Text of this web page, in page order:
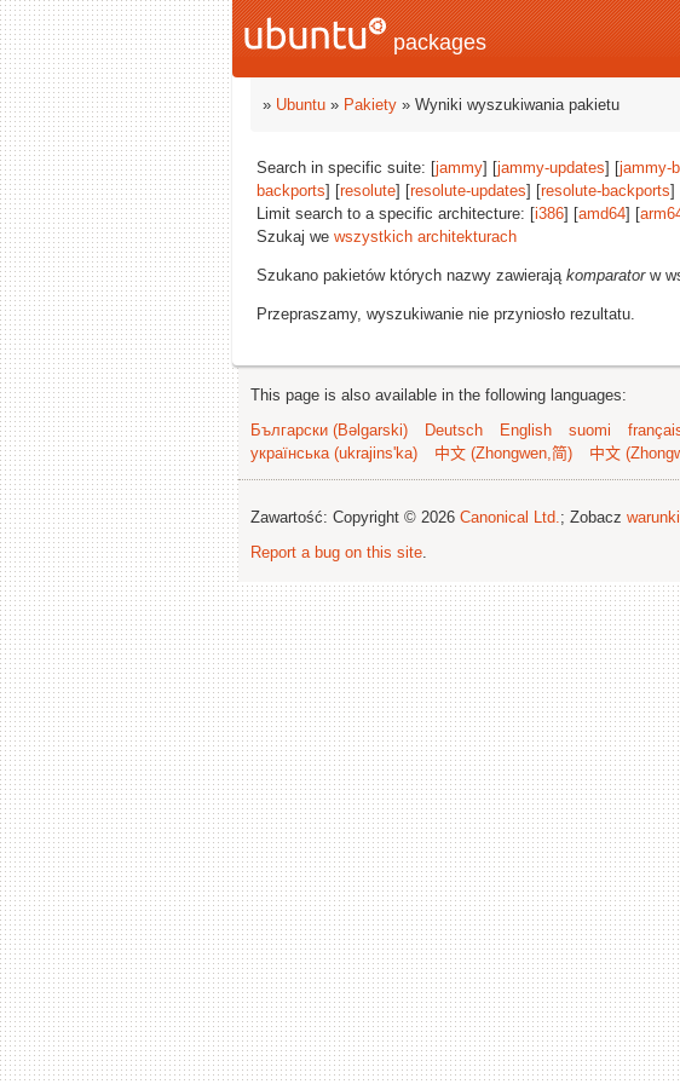
packages
» Ubuntu » Pakiety » Wyniki wyszukiwania pakietu
Search in specific suite: [jammy] [jammy-updates] [jammy-
backports] [resolute] [resolute-updates] [resolute-backports]
Limit search to a specific architecture: [i386] [amd64] [
Szukaj we wszystkich architekturach
Szukano pakietów których nazwy zawierają komparatorw
Przepraszamy, wyszukiwanie nie przyniosło rezultatu.
This page is also available in the following languages:
Български (Bəlgarski)
Deutsch English suomi
українська (ukrajins'ka)
中文 (Zhongwen,简) 中文
Zawartość: Copyright © 2026 Canonical Ltd.; Zobacz
Report a bug on this site.